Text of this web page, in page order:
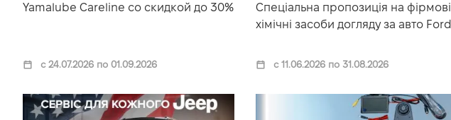
Yamalube Careline со скидкой до 30%
с 24.07.2026 по 01.09.2026
Спеціальна пропозиція на фірмові
хімічні засоби догляду за авто Ford
с 11.06.2026 по 31.08.2026
Підпишись на наш канал та слідкуй за